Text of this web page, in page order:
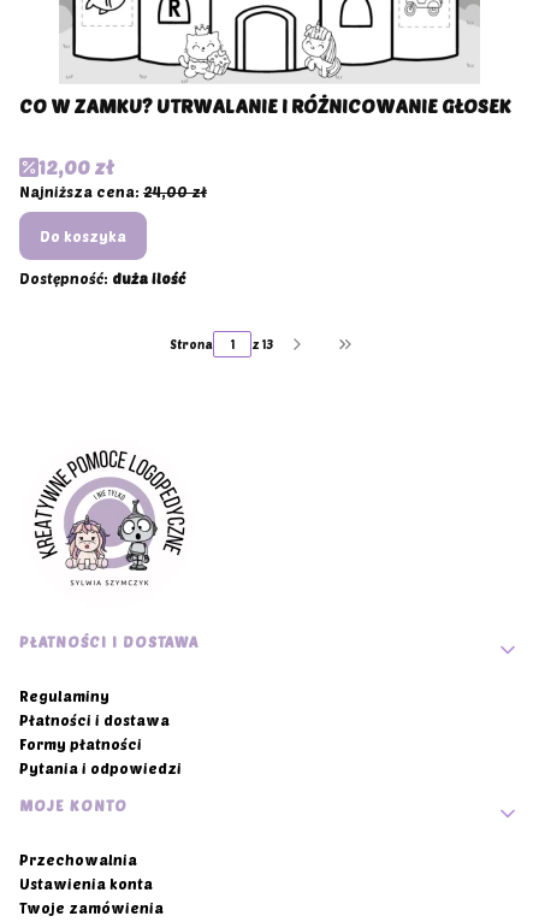
CO W ZAMKU? UTRWALANIE I RÓŻNICOWANIE GŁOSEK
Cena promocyjna
12,00 zł
Najniższa cena: 24,00 zł
Do koszyka
Dostępność: duża ilość
Strona z 13
Linki w stopce
PŁATNOŚCI I DOSTAWA
Regulaminy
Płatności i dostawa
Formy płatności
Pytania i odpowiedzi
MOJE KONTO
Przechowalnia
Ustawienia konta
Twoje zamówienia